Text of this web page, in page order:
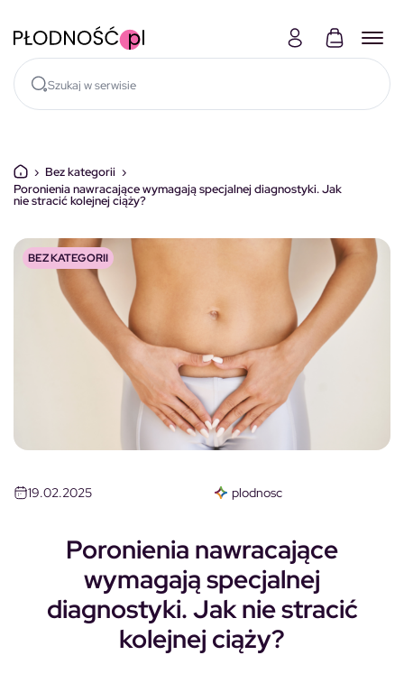
› Bez kategorii ›
Poronienia nawracające wymagają specjalnej diagnostyki. Jak
nie stracić kolejnej ciąży?
BEZ KATEGORII
19.02.2025 plodnosc
Poronienia nawracające
wymagają specjalnej
diagnostyki. Jak nie stracić
kolejnej ciąży?